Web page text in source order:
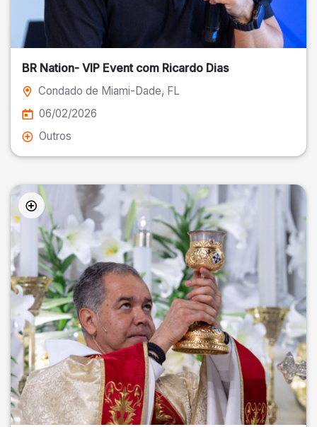
BR Nation- VIP Event com Ricardo Dias
Condado de Miami-Dade, FL
06/02/2026
Outros